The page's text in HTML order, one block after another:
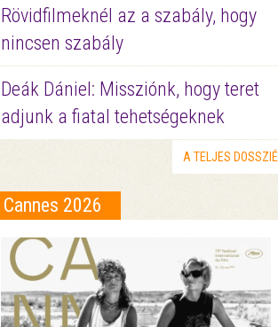
Rövidfilmeknél az a szabály, hogy
nincsen szabály
Deák Dániel: Missziónk, hogy teret
adjunk a fiatal tehetségeknek
A TELJES DOSSZIÉ
Cannes 2026